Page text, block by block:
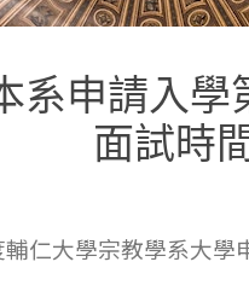
系申請入學
面試時
輔仁大學宗教學系大